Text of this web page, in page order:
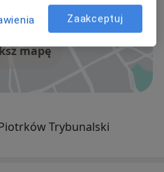
mapę
Trybunalski
Zaakceptuj